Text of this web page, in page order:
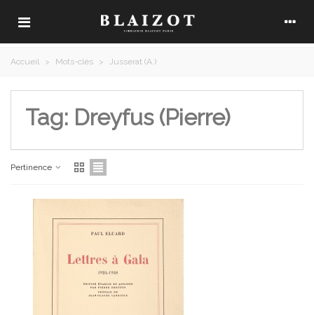
Accueil > Mots-clés > Jusserat (A.)
Tag: Dreyfus (Pierre)
Pertinence